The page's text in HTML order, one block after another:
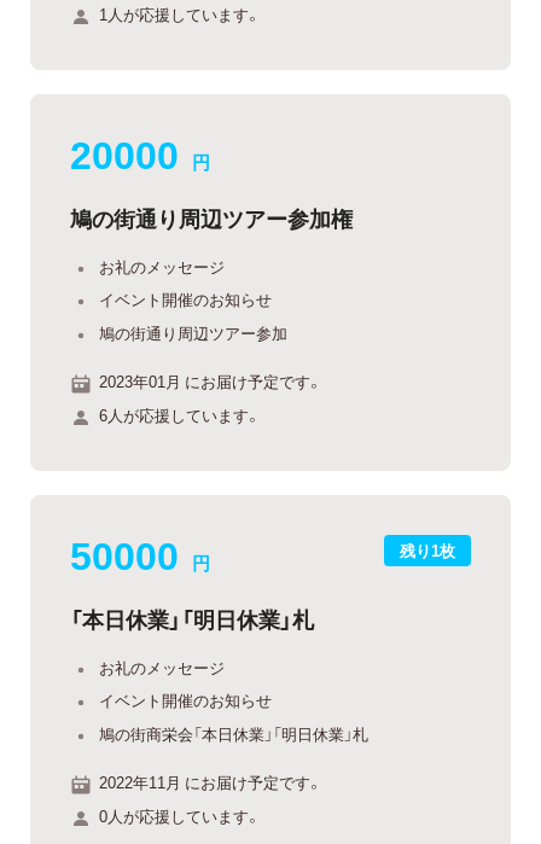
1人が応援しています。
20000 円
鳩の街通り周辺ツアー参加権
お礼のメッセージ
イベント開催のお知らせ
鳩の街通り周辺ツアー参加
2023年01月 にお届け予定です。
6人が応援しています。
残り1枚
50000 円
「本日休業」「明日休業」札
お礼のメッセージ
イベント開催のお知らせ
鳩の街商栄会「本日休業」「明日休業」札
2022年11月 にお届け予定です。
0人が応援しています。